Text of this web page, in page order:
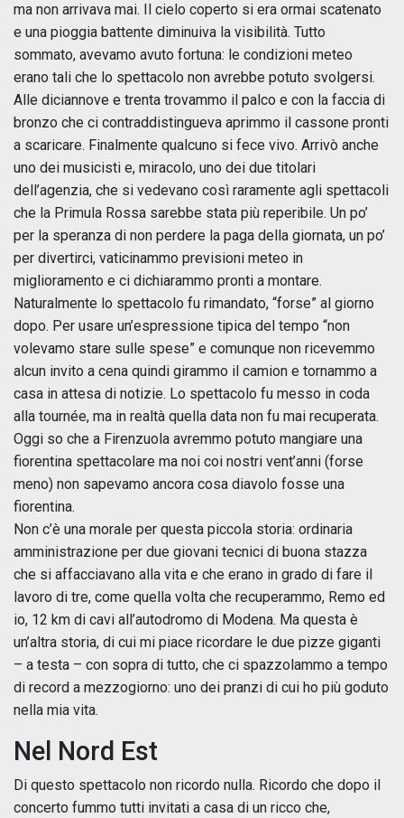
ma non arrivava mai. Il cielo coperto si era ormai scatenato
e una pioggia battente diminuiva la visibilità. Tutto
sommato, avevamo avuto fortuna: le condizioni meteo
erano tali che lo spettacolo non avrebbe potuto svolgersi.
Alle diciannove e trenta trovammo il palco e con la faccia di
bronzo che ci contraddistingueva aprimmo il cassone pronti
a scaricare. Finalmente qualcuno si fece vivo. Arrivò anche
uno dei musicisti e, miracolo, uno dei due titolari
dell’agenzia, che si vedevano così raramente agli spettacoli
che la Primula Rossa sarebbe stata più reperibile. Un po’
per la speranza di non perdere la paga della giornata, un po’
per divertirci, vaticinammo previsioni meteo in
miglioramento e ci dichiarammo pronti a montare.
Naturalmente lo spettacolo fu rimandato, “forse” al giorno
dopo. Per usare un’espressione tipica del tempo “non
volevamo stare sulle spese” e comunque non ricevemmo
alcun invito a cena quindi girammo il camion e tornammo a
casa in attesa di notizie. Lo spettacolo fu messo in coda
alla tournée, ma in realtà quella data non fu mai recuperata.
Oggi so che a Firenzuola avremmo potuto mangiare una
fiorentina spettacolare ma noi coi nostri vent’anni (forse
meno) non sapevamo ancora cosa diavolo fosse una
fiorentina.
Non c’è una morale per questa piccola storia: ordinaria
amministrazione per due giovani tecnici di buona stazza
che si affacciavano alla vita e che erano in grado di fare il
lavoro di tre, come quella volta che recuperammo, Remo ed
io, 12 km di cavi all’autodromo di Modena. Ma questa è
un’altra storia, di cui mi piace ricordare le due pizze giganti
– a testa – con sopra di tutto, che ci spazzolammo a tempo
di record a mezzogiorno: uno dei pranzi di cui ho più goduto
nella mia vita.
Nel Nord Est
Di questo spettacolo non ricordo nulla. Ricordo che dopo il
concerto fummo tutti invitati a casa di un ricco che,